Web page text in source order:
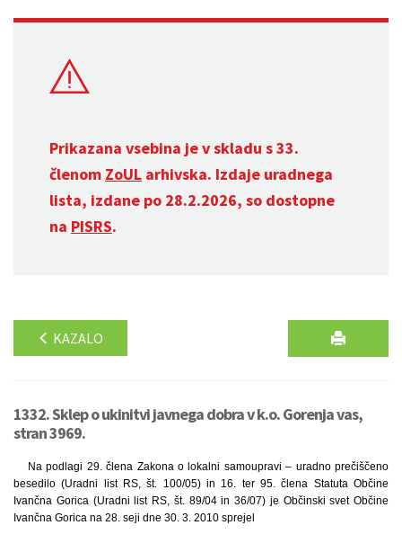
Prikazana vsebina je v skladu s 33.
členom ZoUL arhivska. Izdaje uradnega
lista, izdane po 28.2.2026, so dostopne
na PISRS.
KAZALO
1332. Sklep o ukinitvi javnega dobra v k.o. Gorenja vas,
stran 3969.
Na podlagi 29. člena Zakona o lokalni samoupravi – uradno prečiščeno
besedilo (Uradni list RS, št. 100/05) in 16. ter 95. člena Statuta Občine
Ivančna Gorica (Uradni list RS, št. 89/04 in 36/07) je Občinski svet Občine
Ivančna Gorica na 28. seji dne 30. 3. 2010 sprejel